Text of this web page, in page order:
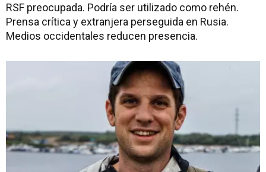
RSF preocupada. Podría ser utilizado como rehén.
Prensa crítica y extranjera perseguida en Rusia.
Medios occidentales reducen presencia.